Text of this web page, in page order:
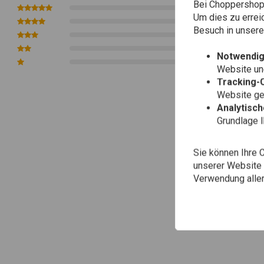
Das jeweilige Rad passt auf: 2.50 x 19 Vorderrad 40 Speichen0
0
0
0
Bei
Um dies zu
Besuch in
Website
Tracking-
Website
Grundlage
Sie können Ihre
unserer Website
Verwendung